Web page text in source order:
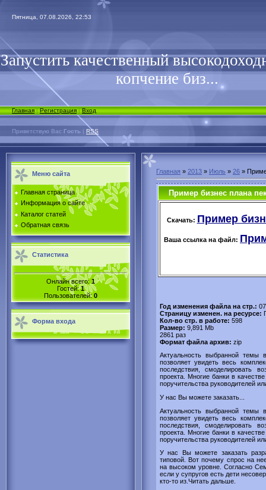
Пятница, 07.08.2026, 22:53
Запустить качественный
копчение биз...
Главная|Регистрация|Вход
Приветствую Вас Гость | RSS
Меню сайта
Главная страница
Информация о сайте
Каталог статей
Обратная связь
Статистика
Онлайн всего: 1
Гостей:1
Пользователей:0
Форма входа
Главная » 2013 » Июль » 26 »
Пример бизнес плана
Скачать: Пример
Ваша ссылка на файл:
Год изменения файла на стр.:
Страницу изменен. на ресурсе:
Кол-во стр. в работе: 598
Размер: 9,891 Mb
2861 раз
Формат файла архив: zip
Актуальность выбранной темы
позволяет увидеть весь
последствия, смоделировать
проекта. Многие банки в
поручительства руководителей
У нас Вы можете заказать...
Актуальность выбранной темы
позволяет увидеть весь
последствия, смоделировать
проекта. Многие банки в
поручительства руководителей
У нас Вы можете заказать
типовой. Вот почему спрос на
на высоком уровне. Согласно
если у супругов есть дети
кто-то из.Читать дальше.